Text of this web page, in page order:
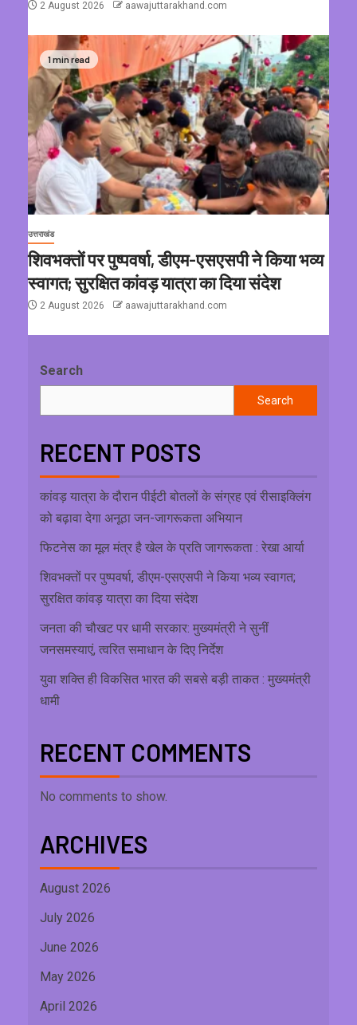
2 August 2026 aawajuttarakhand.com
1 min read
उत्तराखंड
शिवभक्तों पर पुष्पवर्षा, डीएम-एसएसपी ने किया भव्य
स्वागत; सुरक्षित कांवड़ यात्रा का दिया संदेश
2 August 2026 aawajuttarakhand.com
Search
Search
RECENT POSTS
कांवड़ यात्रा के दौरान पीईटी बोतलों के संग्रह एवं रीसाइक्लिंग
को बढ़ावा देगा अनूठा जन-जागरूकता अभियान
फिटनेस का मूल मंत्र है खेल के प्रति जागरूकता : रेखा आर्या
शिवभक्तों पर पुष्पवर्षा, डीएम-एसएसपी ने किया भव्य स्वागत;
सुरक्षित कांवड़ यात्रा का दिया संदेश
जनता की चौखट पर धामी सरकार: मुख्यमंत्री ने सुनीं
जनसमस्याएं, त्वरित समाधान के दिए निर्देश
युवा शक्ति ही विकसित भारत की सबसे बड़ी ताकत : मुख्यमंत्री
धामी
RECENT COMMENTS
No comments to show.
ARCHIVES
August 2026
July 2026
June 2026
May 2026
April 2026